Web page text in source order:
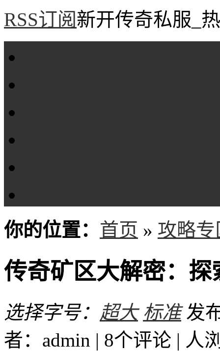
RSS订阅新开传奇私服_
你的位置： 首页 » 攻略专
传奇矿区大解密：
选择字号： 超大 标准 发
者：admin | 8个评论 | 人